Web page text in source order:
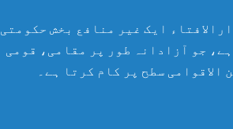
ایک غیر منافع بخش حکومتی
جو آزادانہ طور پر مقامی، قومی
الاقوامی سطح پر کام کرتا ہے۔